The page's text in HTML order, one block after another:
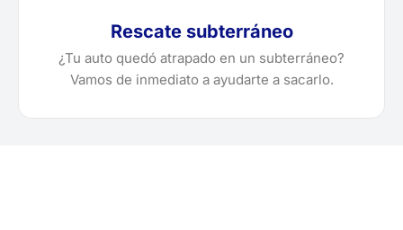
Rescate subterráneo
¿Tu auto quedó atrapado en un subterráneo?
Vamos de inmediato a ayudarte a sacarlo.